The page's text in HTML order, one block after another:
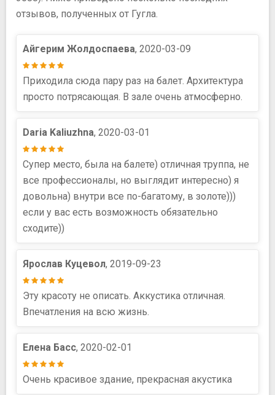
отзывов, полученных от Гугла.
Айгерим Жолдоспаева, 2020-03-09
Приходила сюда пару раз на балет. Архитектура
просто потрясающая. В зале очень атмосферно.
Daria Kaliuzhna, 2020-03-01
Супер место, была на балете) отличная труппа, не
все профессионалы, но выглядит интересно) я
довольна) внутри все по-багатому, в золоте)))
если у вас есть возможность обязательно
сходите))
Ярослав Куцевол, 2019-09-23
Эту красоту не описать. Аккустика отличная.
Впечатления на всю жизнь.
Елена Басс, 2020-02-01
Очень красивое здание, прекрасная акустика